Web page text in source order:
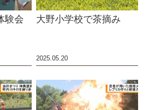
験会 大野小学校で茶摘み
2025.05.20